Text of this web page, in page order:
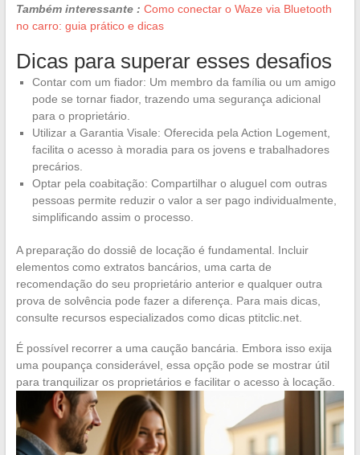
Também interessante : Como conectar o Waze via Bluetooth
no carro: guia prático e dicas
Dicas para superar esses desafios
Contar com um fiador: Um membro da família ou um amigo
pode se tornar fiador, trazendo uma segurança adicional
para o proprietário.
Utilizar a Garantia Visale: Oferecida pela Action Logement,
facilita o acesso à moradia para os jovens e trabalhadores
precários.
Optar pela coabitação: Compartilhar o aluguel com outras
pessoas permite reduzir o valor a ser pago individualmente,
simplificando assim o processo.
A preparação do dossiê de locação é fundamental. Incluir
elementos como extratos bancários, uma carta de
recomendação do seu proprietário anterior e qualquer outra
prova de solvência pode fazer a diferença. Para mais dicas,
consulte recursos especializados como dicas ptitclic.net.
É possível recorrer a uma caução bancária. Embora isso exija
uma poupança considerável, essa opção pode se mostrar útil
para tranquilizar os proprietários e facilitar o acesso à locação.